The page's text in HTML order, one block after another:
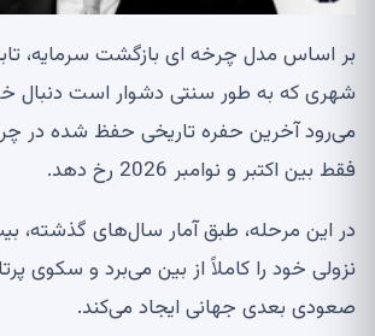
بر اساس مدل چرخه ای بازگشت سرمایه،
شهری که به طور سنتی دشوار است دنبال
فقط بین اکتبر و نوامبر 2026 رخ دهد.
در این مرحله، طبق آمار سال‌های گذشته،
نزولی خود را کاملاً از بین می‌برد و سکوی
صعودی بعدی جهانی ایجاد می‌کند.